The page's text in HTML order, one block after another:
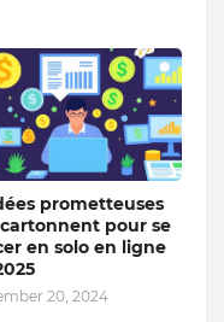
prometteuses
pour se
en solo en ligne
20, 2024